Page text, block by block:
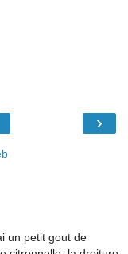
›
un petit gout de